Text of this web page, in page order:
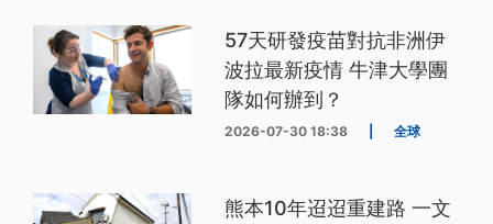
57天研發疫苗對抗非洲伊
波拉最新疫情 牛津大學團
隊如何辦到？
2026-07-30 18:38 全球
熊本10年迢迢重建路 一文